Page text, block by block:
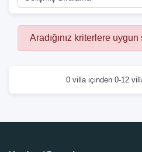
Aradığınız kriterlere
0 villa içinden 0-12